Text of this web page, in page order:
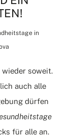
in
wieder soweit.
auch alle
dürfen
für alle an.